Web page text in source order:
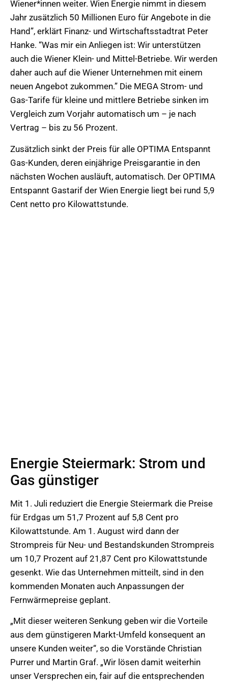
Wiener*innen weiter. Wien Energie nimmt in diesem
Jahr zusätzlich 50 Millionen Euro für Angebote in die
Hand”, erklärt Finanz- und Wirtschaftsstadtrat Peter
Hanke. “Was mir ein Anliegen ist: Wir unterstützen
auch die Wiener Klein- und Mittel-Betriebe. Wir werden
daher auch auf die Wiener Unternehmen mit einem
neuen Angebot zukommen.” Die MEGA Strom- und
Gas-Tarife für kleine und mittlere Betriebe sinken im
Vergleich zum Vorjahr automatisch um – je nach
Vertrag – bis zu 56 Prozent.
Zusätzlich sinkt der Preis für alle OPTIMA Entspannt
Gas-Kunden, deren einjährige Preisgarantie in den
nächsten Wochen ausläuft, automatisch. Der OPTIMA
Entspannt Gastarif der Wien Energie liegt bei rund 5,9
Cent netto pro Kilowattstunde.
Energie Steiermark: Strom und
Gas günstiger
Mit 1. Juli reduziert die Energie Steiermark die Preise
für Erdgas um 51,7 Prozent auf 5,8 Cent pro
Kilowattstunde. Am 1. August wird dann der
Strompreis für Neu- und Bestandskunden Strompreis
um 10,7 Prozent auf 21,87 Cent pro Kilowattstunde
gesenkt. Wie das Unternehmen mitteilt, sind in den
kommenden Monaten auch Anpassungen der
Fernwärmepreise geplant.
„Mit dieser weiteren Senkung geben wir die Vorteile
aus dem günstigeren Markt-Umfeld konsequent an
unsere Kunden weiter“, so die Vorstände Christian
Purrer und Martin Graf. „Wir lösen damit weiterhin
unser Versprechen ein, fair auf die entsprechenden